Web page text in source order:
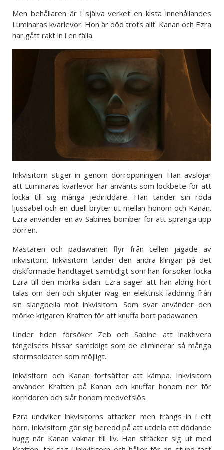
Men behållaren är i själva verket en kista innehållandes
Luminaras kvarlevor. Hon är död trots allt. Kanan och Ezra
har gått rakt in i en fälla.
Inkvisitorn stiger in genom dörröppningen. Han avslöjar
att Luminaras kvarlevor har använts som lockbete för att
locka till sig många jediriddare. Han tänder sin röda
ljussabel och en duell bryter ut mellan honom och Kanan.
Ezra använder en av Sabines bomber för att spränga upp
dörren.
Mästaren och padawanen flyr från cellen jagade av
inkvisitorn. Inkvisitorn tänder den andra klingan på det
diskformade handtaget samtidigt som han försöker locka
Ezra till den mörka sidan. Ezra säger att han aldrig hört
talas om den och skjuter iväg en elektrisk laddning från
sin slangbella mot inkvisitorn. Som svar använder den
mörke krigaren Kraften för att knuffa bort padawanen.
Under tiden försöker Zeb och Sabine att inaktivera
fängelsets hissar samtidigt som de eliminerar så många
stormsoldater som möjligt.
Inkvisitorn och Kanan fortsätter att kämpa. Inkvisitorn
använder Kraften på Kanan och knuffar honom ner för
korridoren och slår honom medvetslös.
Ezra undviker inkvisitorns attacker men trängs in i ett
hörn. Inkvisitorn gör sig beredd på att utdela ett dödande
hugg när Kanan vaknar till liv. Han sträcker sig ut med